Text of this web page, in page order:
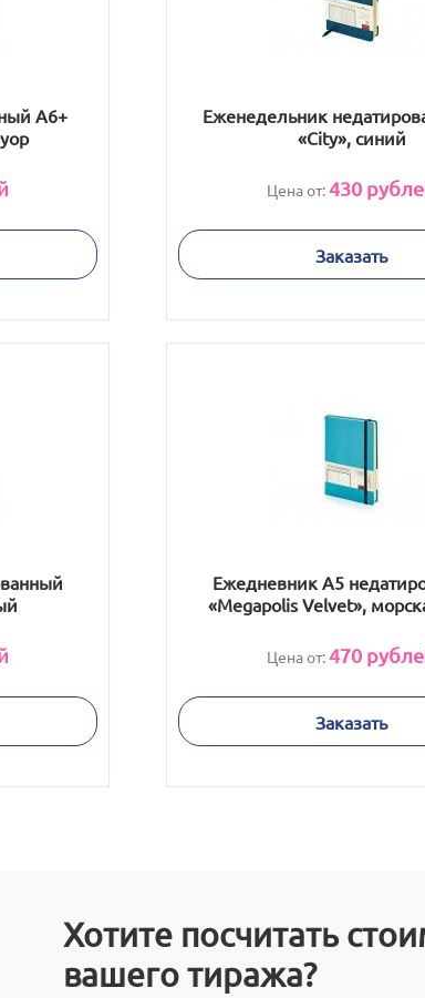
А6+
Еженедельник
«City», синий
Цена от:430
Заказать
Ежедневник А5
«Megapolis Velvet»,
Цена от:470
Заказать
Хотите посчитать
вашего тиража?